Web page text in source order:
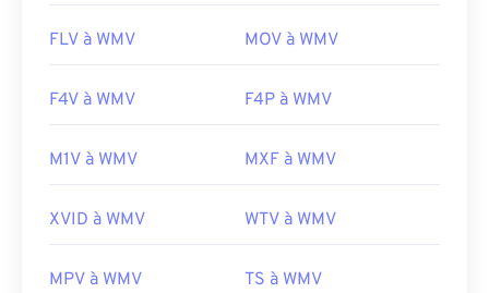
FLV à WMV MOV à WMV
F4V à WMV F4P à WMV
M1V à WMV MXF à WMV
XVID à WMV WTV à WMV
MPV à WMV TS à WMV